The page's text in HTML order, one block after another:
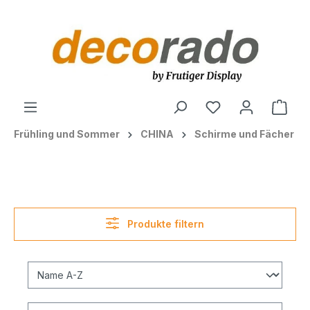
Frühling und Sommer CHINA Schirme und Fächer
Produkte filtern